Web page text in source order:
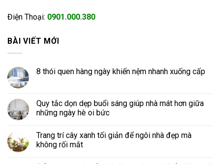
Điện Thoại: 0901.000.380
BÀI VIẾT MỚI
8 thói quen hàng ngày khiến nệm nhanh xuống cấp
Quy tắc dọn dẹp buổi sáng giúp nhà mát hơn giữa
những ngày hè oi bức
Trang trí cây xanh tối giản để ngôi nhà đẹp mà
không rối mắt